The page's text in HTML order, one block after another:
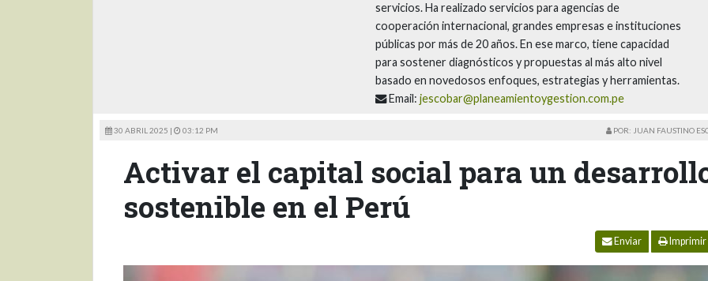
servicios. Ha realizado servicios para agencias de
cooperación internacional, grandes empresas e instituciones
públicas por más de 20 años. En ese marco, tiene capacidad
para sostener diagnósticos y propuestas al más alto nivel
basado en novedosos enfoques, estrategias y herramientas.
Email: jescobar@planeamientoygestion.com.pe
30 ABRIL 2025 | 03:12 PM POR: JUAN FAUSTINO
Activar el capital social para un
sostenible en el Perú
Enviar Imprimir